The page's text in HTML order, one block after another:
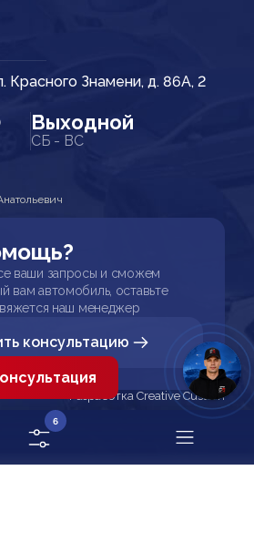
Красного Знамени, д. 86А, 2
Выходной
СБ - ВС
ваши запросы и сможем
вам автомобиль, оставьте
наш менеджер
консультацию
Разработка Creative Custom
6